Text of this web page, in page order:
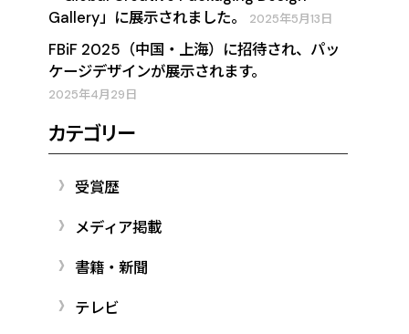
Gallery」に展示されました。
2025年5月13日
FBiF 2025（中国・上海）に招待され、パッ
ケージデザインが展示されます。
2025年4月29日
カテゴリー
受賞歴
メディア掲載
書籍・新聞
テレビ